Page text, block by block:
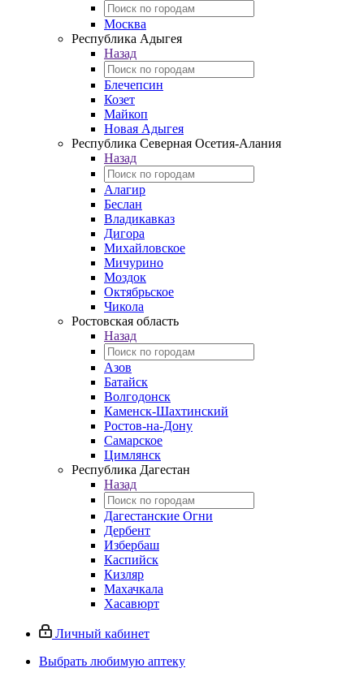
Москва
Республика Адыгея
Назад
Блечепсин
Козет
Майкоп
Новая Адыгея
Республика Северная Осетия-Алания
Назад
Алагир
Беслан
Владикавказ
Дигора
Михайловское
Мичурино
Моздок
Октябрьское
Чикола
Ростовская область
Назад
Азов
Батайск
Волгодонск
Каменск-Шахтинский
Ростов-на-Дону
Самарское
Цимлянск
Республика Дагестан
Назад
Дагестанские Огни
Дербент
Избербаш
Каспийск
Кизляр
Махачкала
Хасавюрт
Личный кабинет
Выбрать любимую аптеку